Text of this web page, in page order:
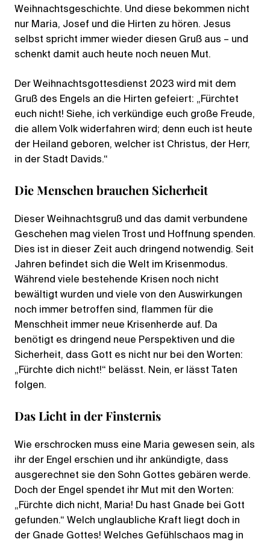
Weihnachtsgeschichte. Und diese bekommen nicht
nur Maria, Josef und die Hirten zu hören. Jesus
selbst spricht immer wieder diesen Gruß aus – und
schenkt damit auch heute noch neuen Mut.
Der Weihnachtsgottesdienst 2023 wird mit dem
Gruß des Engels an die Hirten gefeiert: „Fürchtet
euch nicht! Siehe, ich verkündige euch große Freude,
die allem Volk widerfahren wird; denn euch ist heute
der Heiland geboren, welcher ist Christus, der Herr,
in der Stadt Davids.“
Die Menschen brauchen Sicherheit
Dieser Weihnachtsgruß und das damit verbundene
Geschehen mag vielen Trost und Hoffnung spenden.
Dies ist in dieser Zeit auch dringend notwendig. Seit
Jahren befindet sich die Welt im Krisenmodus.
Während viele bestehende Krisen noch nicht
bewältigt wurden und viele von den Auswirkungen
noch immer betroffen sind, flammen für die
Menschheit immer neue Krisenherde auf. Da
benötigt es dringend neue Perspektiven und die
Sicherheit, dass Gott es nicht nur bei den Worten:
„Fürchte dich nicht!“ belässt. Nein, er lässt Taten
folgen.
Das Licht in der Finsternis
Wie erschrocken muss eine Maria gewesen sein, als
ihr der Engel erschien und ihr ankündigte, dass
ausgerechnet sie den Sohn Gottes gebären werde.
Doch der Engel spendet ihr Mut mit den Worten:
„Fürchte dich nicht, Maria! Du hast Gnade bei Gott
gefunden.“ Welch unglaubliche Kraft liegt doch in
der Gnade Gottes! Welches Gefühlschaos mag in